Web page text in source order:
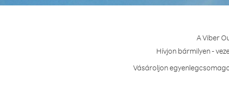
A Viber
Hívjon bármilyen -
Vásároljon